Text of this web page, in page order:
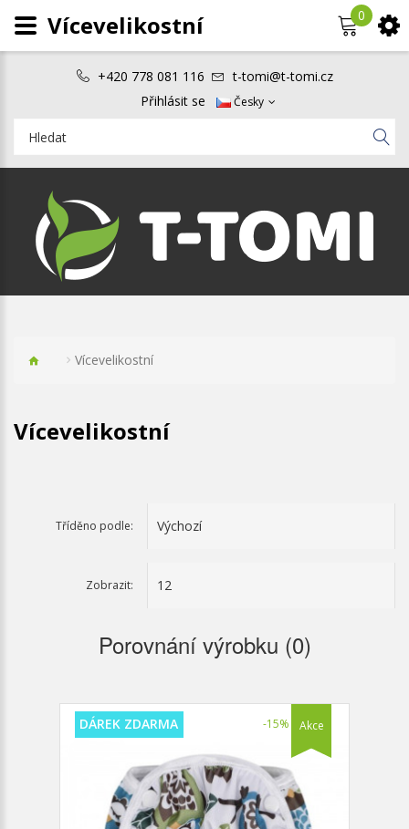
+420 778 081 116
t-tomi@t-tomi.cz
Přihlásit se
Česky
0
Vícevelikostní
Vícevelikostní
Tříděno podle:
Zobrazit:
Porovnání výrobku (0)
DÁREK ZDARMA Akce
-15%
Vícevelikostní